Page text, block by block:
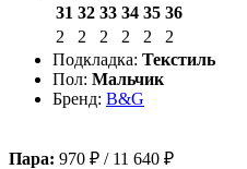
31 32 33 34 35 36
2
2 2 2 2
2
Подкладка: Текстиль
Пол: Мальчик
Бренд: B&G
Пара: 970 ₽ / 11 640 ₽